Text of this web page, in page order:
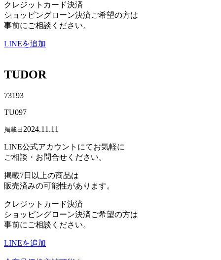
クレジットカード決済
ショッピングローン決済ご希望の方は
事前にご相談ください。
LINEを追加
TUDOR
73193
TU097
掲載日 2024.11.11
LINE公式アカウントにてお気軽に
ご相談・お問合せください。
掲載7日以上の商品は
販売済みの可能性があります。
クレジットカード決済
ショッピングローン決済ご希望の方は
事前にご相談ください。
LINEを追加